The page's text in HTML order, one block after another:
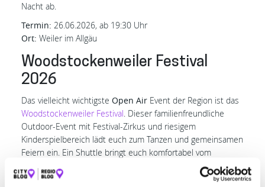
Nacht ab.
Termin: 26.06.2026, ab 19:30 Uhr
Ort: Weiler im Allgäu
Woodstockenweiler Festival
2026
Das vielleicht wichtigste Open Air Event der Region ist das
Woodstockenweiler Festival. Dieser familienfreundliche
Outdoor-Event mit Festival-Zirkus und riesigem
Kinderspielbereich lädt euch zum Tanzen und gemeinsamen
Feiern ein. Ein Shuttle bringt euch komfortabel vom
Campingpark Gitzenweiler Hof oder aus Lindau, Wangen
und Lindenberg zum Gelände. Achtung: Campen direkt am